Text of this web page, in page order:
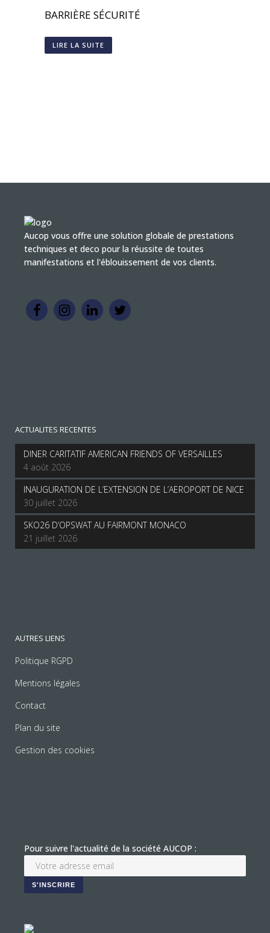
BARRIÈRE SÉCURITÉ
LIRE LA SUITE
Aucop vous offre une solution globale de prestations
techniques et deco pour la réussite de toutes
manifestations et l'éblouissement de vos clients.
ACTUALITES RECENTES
DINER CARITATIF AMERICAN FRIENDS OF VERSAILLES
4 août 2026
INAUGURATION DE L’EXTENSION DE L’AEROPORT DE NICE
30 juillet 2026
SKO26 D’OPSWAT AU FAIRMONT MONACO
21 juillet 2026
AUTRES LIENS
Politique RGPD
Mentions légales
Contact
Plan du site
Gestion des cookies
Pour suivre l'actualité de la société AUCOP :